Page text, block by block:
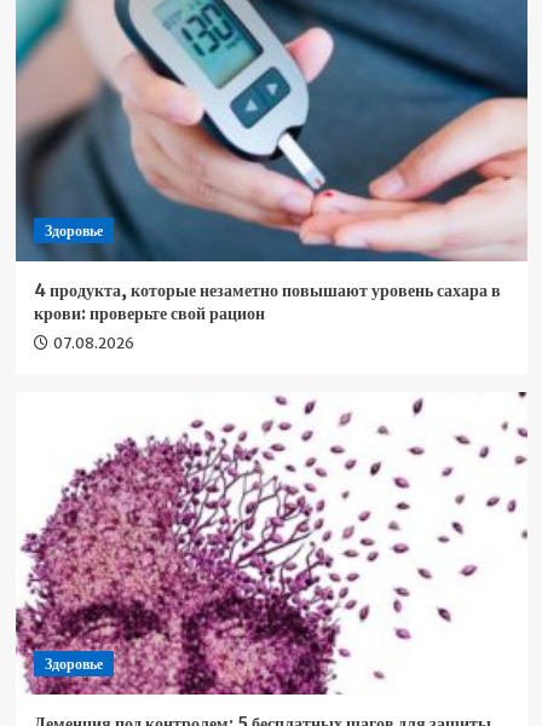
Здоровье
4 продукта, которые незаметно повышают уровень сахара в
крови: проверьте свой рацион
07.08.2026
Здоровье